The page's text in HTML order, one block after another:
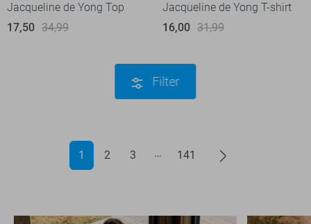
Jacqueline de Yong Top
17,50 34,99
Jacqueline de Yong T-shirt
16,00 31,99
Filter
1 2 3 141